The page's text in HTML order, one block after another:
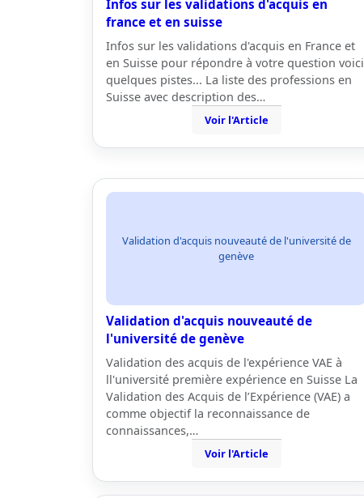
Infos sur les validations d'acquis en
france et en suisse
Infos sur les validations d'acquis en France et
en Suisse pour répondre à votre question voici
quelques pistes... La liste des professions en
Suisse avec description des…
Voir l'Article
Validation d'acquis nouveauté de l'université de
genève
Validation d'acquis nouveauté de
l'université de genève
Validation des acquis de l'expérience VAE à
ll'université première expérience en Suisse La
Validation des Acquis de l’Expérience (VAE) a
comme objectif la reconnaissance de
connaissances,…
Voir l'Article